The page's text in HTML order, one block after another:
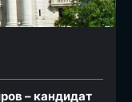
– кандидат